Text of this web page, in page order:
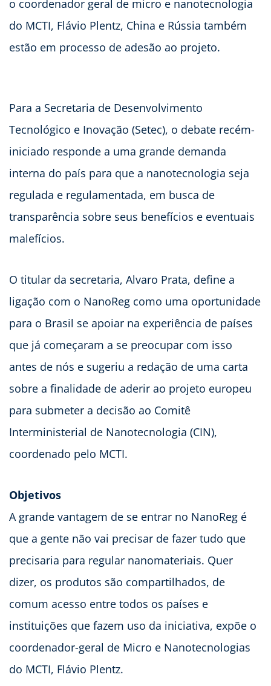
o coordenador geral de micro e nanotecnologia
do MCTI, Flávio Plentz, China e Rússia também
estão em processo de adesão ao projeto.
Para a Secretaria de Desenvolvimento
Tecnológico e Inovação (Setec), o debate recém-
iniciado responde a uma grande demanda
interna do país para que a nanotecnologia seja
regulada e regulamentada, em busca de
transparência sobre seus benefícios e eventuais
malefícios.
O titular da secretaria, Alvaro Prata, define a
ligação com o NanoReg como uma oportunidade
para o Brasil se apoiar na experiência de países
que já começaram a se preocupar com isso
antes de nós e sugeriu a redação de uma carta
sobre a finalidade de aderir ao projeto europeu
para submeter a decisão ao Comitê
Interministerial de Nanotecnologia (CIN),
coordenado pelo MCTI.
Objetivos
A grande vantagem de se entrar no NanoReg é
que a gente não vai precisar de fazer tudo que
precisaria para regular nanomateriais. Quer
dizer, os produtos são compartilhados, de
comum acesso entre todos os países e
instituições que fazem uso da iniciativa, expõe o
coordenador-geral de Micro e Nanotecnologias
do MCTI, Flávio Plentz.